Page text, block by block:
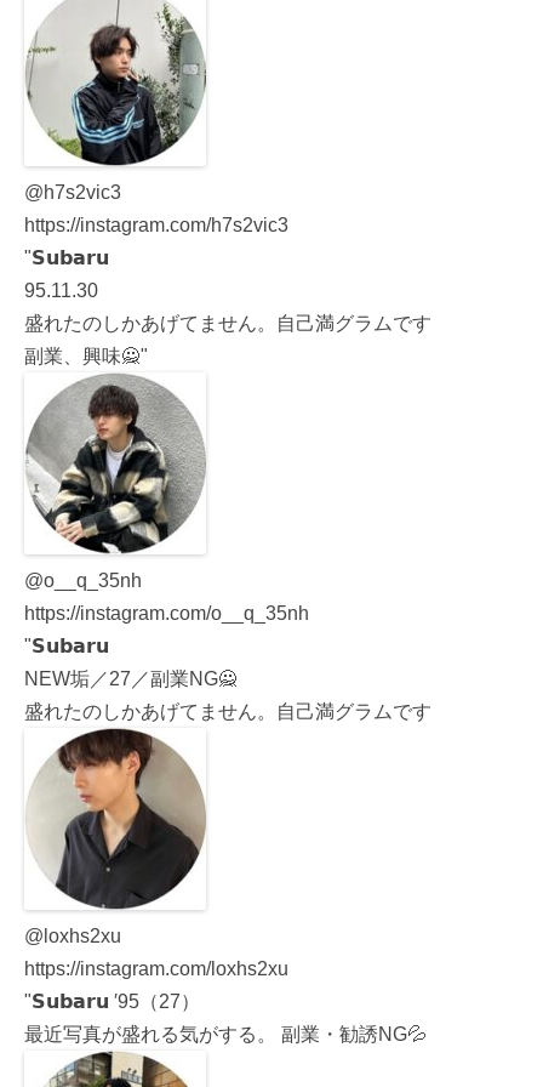
@h7s2vic3
https://instagram.com/h7s2vic3
"𝗦𝘂𝗯𝗮𝗿𝘂
95.11.30
盛れたのしかあげてません。自己満グラムです
副業、興味🙅"
@o__q_35nh
https://instagram.com/o__q_35nh
"𝗦𝘂𝗯𝗮𝗿𝘂
NEW垢／27／副業NG🙅
盛れたのしかあげてません。自己満グラムです
@loxhs2xu
https://instagram.com/loxhs2xu
"𝗦𝘂𝗯𝗮𝗿𝘂 ′95（27）
最近写真が盛れる気がする。 副業・勧誘NG💦